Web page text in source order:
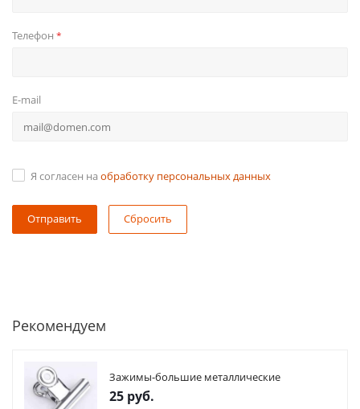
Телефон *
E-mail
Я согласен на обработку персональных данных
Сбросить
Рекомендуем
Зажимы-большие металлические
25 руб.